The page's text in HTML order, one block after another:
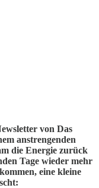
von Das
anstrengenden
die Energie zurück
Tage wieder mehr
eine kleine